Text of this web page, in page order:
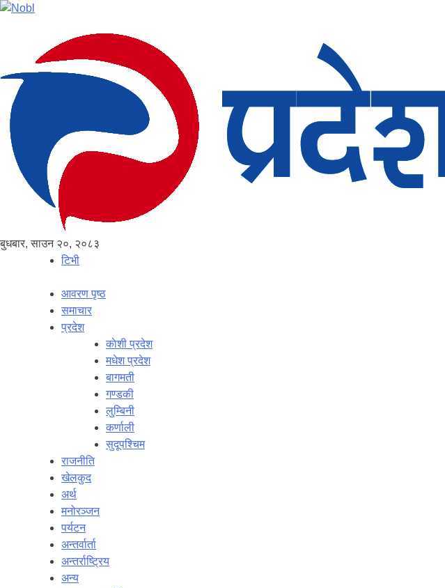
बुधबार, साउन २०, २०८३
टिभी
आवरण पृष्‍ठ
समाचार
प्रदेश
काेशी प्रदेश
मधेश प्रदेश
बागमती
गण्डकी
लुम्बिनी
कर्णाली
सुदूपश्‍चिम
राजनीति
खेलकुद
अर्थ
मनोरञ्‍जन
पर्यटन
अन्तर्वार्ता
अन्तर्राष्‍ट्रिय
अन्य